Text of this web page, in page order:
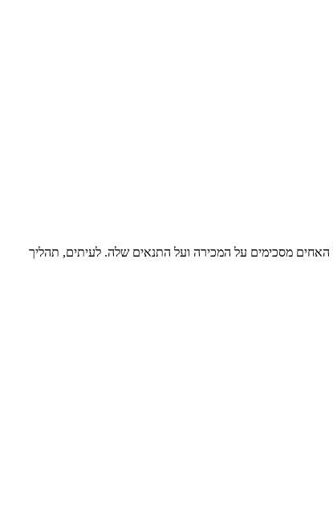
האחים מסכימים על המכירה ועל התנאים שלה. לעיתים, תהליך